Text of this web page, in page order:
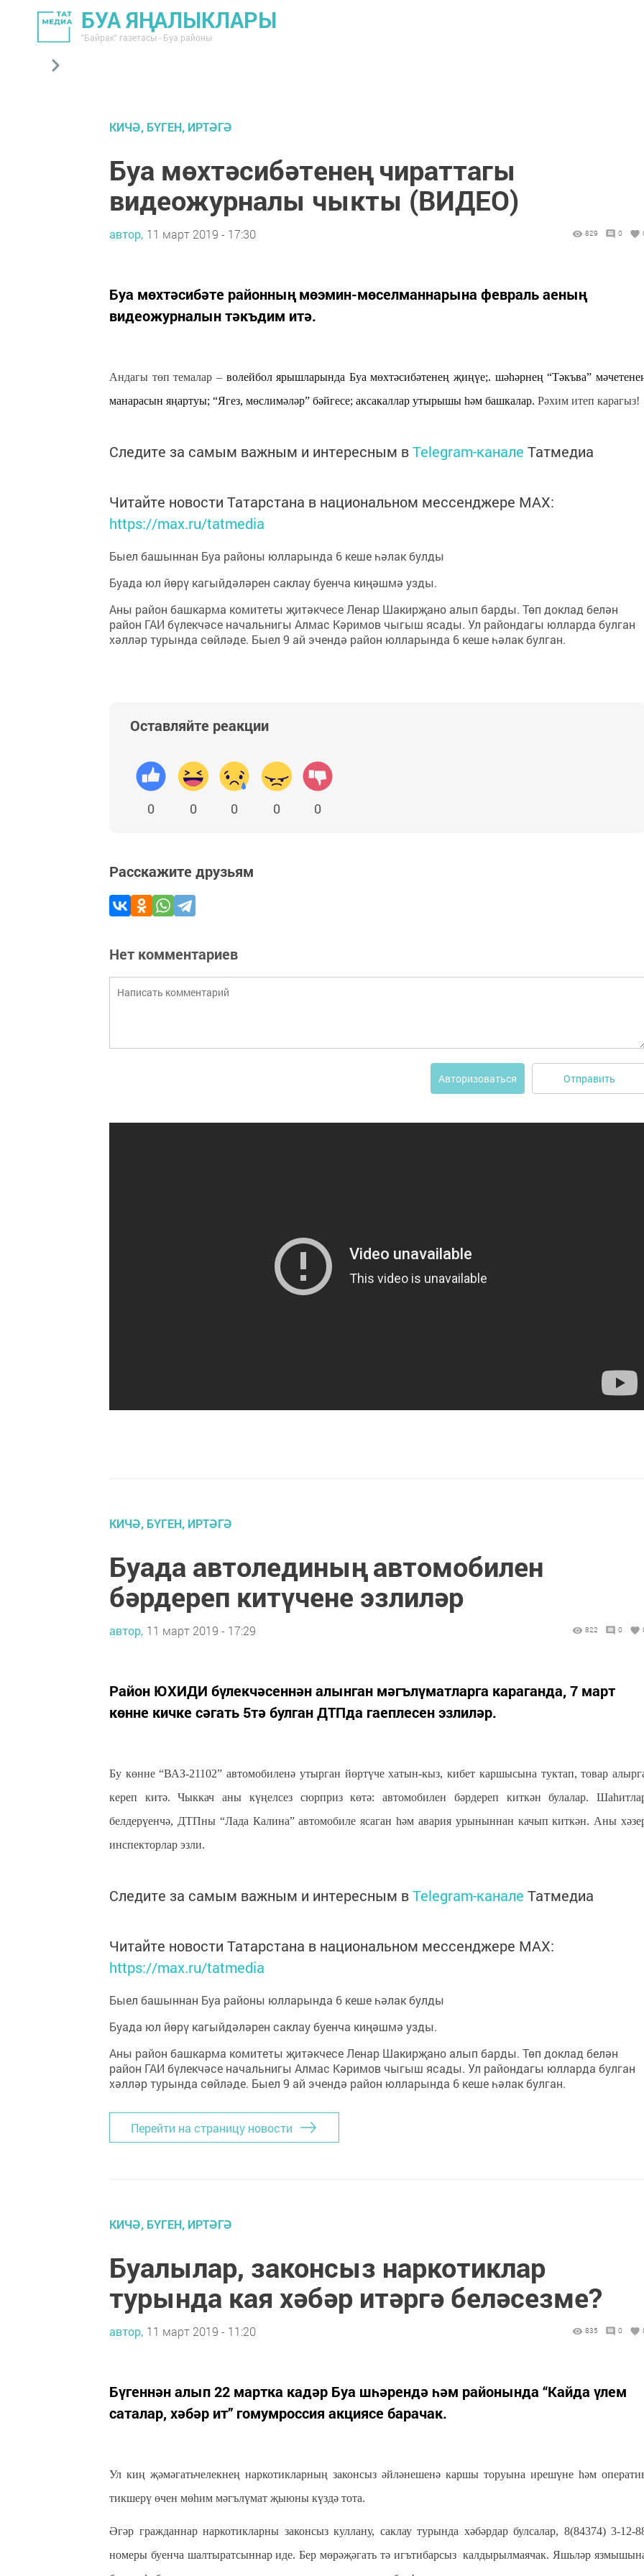
БУА ЯҢАЛЫКЛАРЫ
"Байрак" газетасы - Буа районы
КИЧӘ, БҮГЕН, ИРТӘГӘ
Буа мөхтәсибәтенең чираттагы
видеожурналы чыкты (ВИДЕО)
автор, 11 март 2019 - 17:30 829 0
Буа мөхтәсибәте районның мөэмин-мөселманнарына февраль аеның
видеожурналын тәкъдим итә.
Андагы төп темалар – волейбол ярышларында Буа мөхтәсибәтенең җиңүе;. шәһәрнең “Тәкъва”
манарасын яңартуы; “Ягез, мөслимәләр” бәйгесе; аксакаллар утырышы һәм башкалар. Рәхим итеп карагыз!
Следите за самым важным и интересным вTelegram-канале Татмедиа
Читайте новости Татарстана в национальном мессенджере MАХ:
https://max.ru/tatmedia
Быел башыннан Буа районы юлларында 6 кеше һәлак булды
Буада юл йөрү кагыйдәләрен саклау буенча киңәшмә узды.
Аны район башкарма комитеты җитәкчесе Ленар Шакирҗано алып барды. Төп доклад белән
район ГАИ бүлекчәсе начальнигы Алмас Кәримов чыгыш ясады. Ул райондагы юлларда булган
хәлләр турында сөйләде. Быел 9 ай эчендә район юлларында 6 кеше һәлак булган.
Оставляйте реакции
0 0 0 0 0
Расскажите друзьям
Нет комментариев
Авторизоваться Отправить
КИЧӘ, БҮГЕН, ИРТӘГӘ
Буада автолединың автомобилен
бәрдереп китүчене эзлиләр
автор, 11 март 2019 - 17:29 822 0
Район ЮХИДИ бүлекчәсеннән алынган мәгълүматларга караганда, 7 март
көнне кичке сәгать 5тә булган ДТПда гаеплесен эзлиләр.
Бу көнне “ВАЗ-21102” автомобиленә утырган йөртүче хатын-кыз, кибет каршысына туктап, товар
кереп китә. Чыккач аны күңелсез сюрприз көтә: автомобилен бәрдереп киткән булалар.
белдерүенчә, ДТПны “Лада Калина” автомобиле ясаган һәм авария урыныннан качып киткән. Аны
инспекторлар эзли.
Следите за самым важным и интересным вTelegram-канале Татмедиа
Читайте новости Татарстана в национальном мессенджере MАХ:
https://max.ru/tatmedia
Быел башыннан Буа районы юлларында 6 кеше һәлак булды
Буада юл йөрү кагыйдәләрен саклау буенча киңәшмә узды.
Аны район башкарма комитеты җитәкчесе Ленар Шакирҗано алып барды. Төп доклад белән
район ГАИ бүлекчәсе начальнигы Алмас Кәримов чыгыш ясады. Ул райондагы юлларда булган
хәлләр турында сөйләде. Быел 9 ай эчендә район юлларында 6 кеше һәлак булган.
Перейти на страницу новости
КИЧӘ, БҮГЕН, ИРТӘГӘ
Буалылар, законсыз наркотиклар
турында кая хәбәр итәргә беләсезме?
автор, 11 март 2019 - 11:20 835 0
Бүгеннән алып 22 мартка кадәр Буа шһәрендә һәм районында “Кайда үлем
саталар, хәбәр ит” гомумроссия акциясе барачак.
Ул киң җәмәгатьчелекнең наркотикларның законсыз әйләнешенә каршы торуына ирешүне һәм
тикшерү өчен мөһим мәгълүмат җыюны күздә тота.
Әгәр гражданнарнаркотикларны законсыз куллану, саклау турында хәбәрдар булсалар, 8(84374) 3-12-
номеры буенча шалтыратсыннар иде. Бер мөрәҗәгать тә игътибарсыз калдырылмаячак. Яшьләр